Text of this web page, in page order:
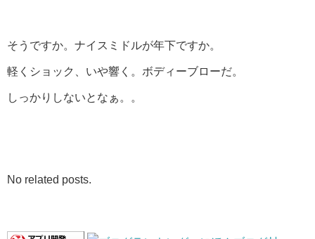
そうですか。ナイスミドルが年下ですか。
軽くショック、いや響く。ボディーブローだ。
しっかりしないとなぁ。。
No related posts.